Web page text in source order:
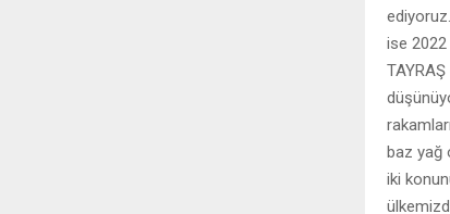
ediyoruz.
ise
baz yağ
iki